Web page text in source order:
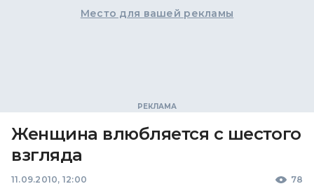
Место для вашей рекламы
Женщина влюбляется с шестого
взгляда
11.09.2010, 12:00 78